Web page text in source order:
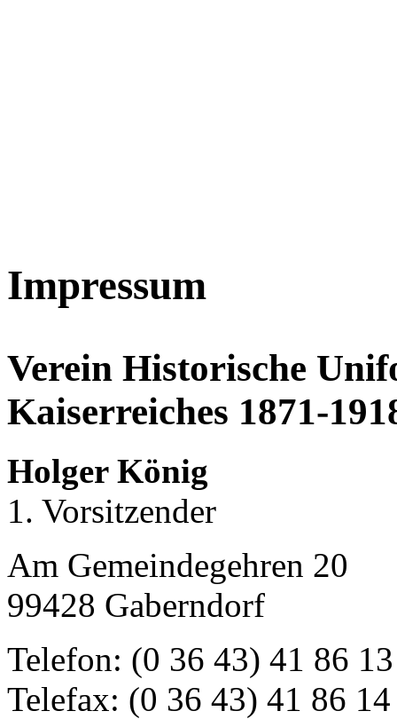
Impressum
Verein Historische
Kaiserreiches 1871-
Holger König
1. Vorsitzender
Am Gemeindegehren 20
99428 Gaberndorf
Telefon: (0 36 43) 41 86 13
Telefax: (0 36 43) 41 86 14